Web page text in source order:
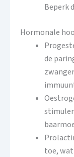
Beperk
Hormonale
de
toe, wat